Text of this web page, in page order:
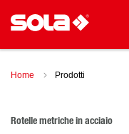
Home Prodotti
Rotelle metriche in acciaio